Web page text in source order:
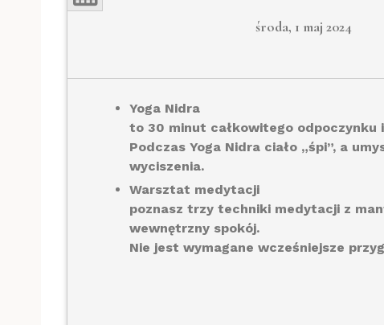
środa, 1 maj 2024
Yoga Nidra
to 30 minut całkowitego odpoczynku
Podczas Yoga Nidra ciało „śpi”, a
wyciszenia.
Warsztat medytacji
poznasz trzy techniki medytacji z
wewnętrzny spokój.
Nie jest wymagane wcześniejsze